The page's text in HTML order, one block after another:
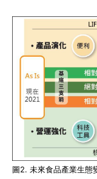
圖2. 未來食品產業生態